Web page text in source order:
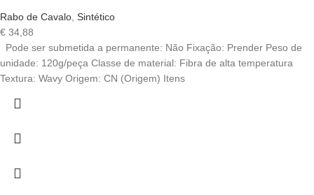
Rabo de Cavalo, Sintético
€ 34,88
Pode ser submetida a permanente: Não Fixação: Prender Peso de
unidade: 120g/peça Classe de material: Fibra de alta temperatura
Textura: Wavy Origem: CN (Origem) Itens